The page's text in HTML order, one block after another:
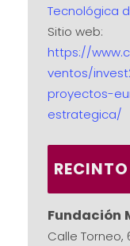
Tecnológica
Sitio web:
https://
ventos/
proyectos-
estrategica/
RECINTO
Fundación
Calle Torneo,